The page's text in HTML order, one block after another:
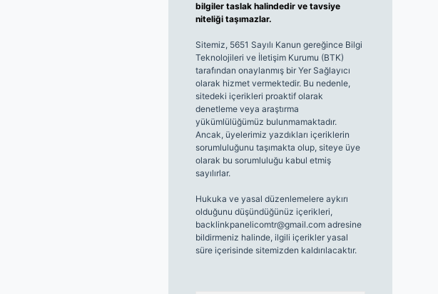
bilgiler taslak halindedir ve tavsiye
niteliği taşımazlar.
Sitemiz, 5651 Sayılı Kanun gereğince Bilgi
Teknolojileri ve İletişim Kurumu (BTK)
tarafından onaylanmış bir Yer Sağlayıcı
olarak hizmet vermektedir. Bu nedenle,
sitedeki içerikleri proaktif olarak
denetleme veya araştırma
yükümlülüğümüz bulunmamaktadır.
Ancak, üyelerimiz yazdıkları içeriklerin
sorumluluğunu taşımakta olup, siteye üye
olarak bu sorumluluğu kabul etmiş
sayılırlar.
Hukuka ve yasal düzenlemelere aykırı
olduğunu düşündüğünüz içerikleri,
backlinkpanelicomtr@gmail.comadresine
bildirmeniz halinde, ilgili içerikler yasal
süre içerisinde sitemizden kaldırılacaktır.